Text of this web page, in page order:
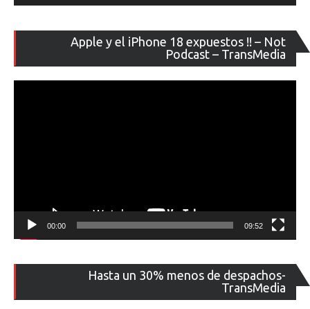
Apple y el iPhone 18 expuestos !! – Not
Podcast – TransMedia
de
00:00 09:52
Hasta un 30% menos de despachos-
TransMedia
de